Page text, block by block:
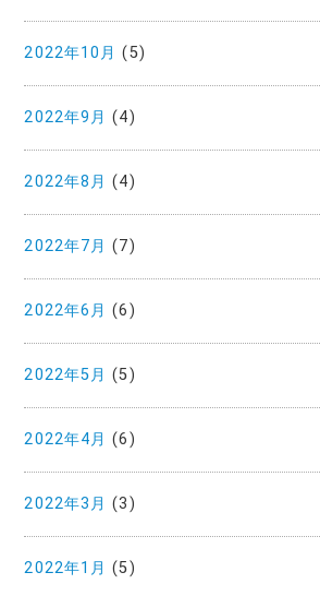
2022年10月 (5)
2022年9月 (4)
2022年8月 (4)
2022年7月 (7)
2022年6月 (6)
2022年5月 (5)
2022年4月 (6)
2022年3月 (3)
2022年1月 (5)